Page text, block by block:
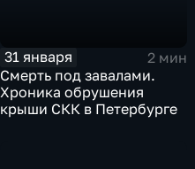
31 января
2 мин
Смерть под завалами.
Хроника обрушения
крыши СКК в Петербурге